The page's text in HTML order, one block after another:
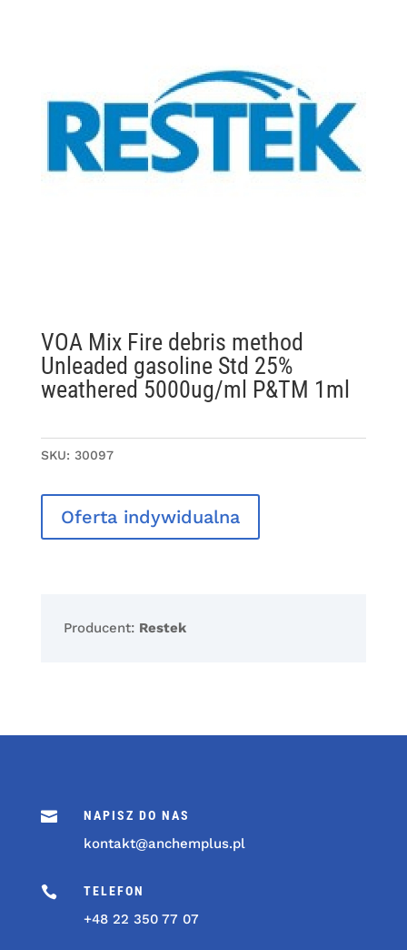
VOA Mix Fire debris method
Unleaded gasoline Std 25%
weathered 5000ug/ml P&TM 1ml
SKU: 30097
Oferta indywidualna
Producent: Restek
 NAPISZ DO NAS
kontakt@anchemplus.pl
 TELEFON
+48 22 350 77 07